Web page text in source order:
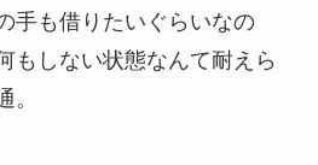
手も借りたいぐらいなの
もしない状態なんて耐えら
。